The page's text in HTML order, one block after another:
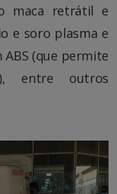
maca retrátil e
e soro plasma e
(que permite
entre outros